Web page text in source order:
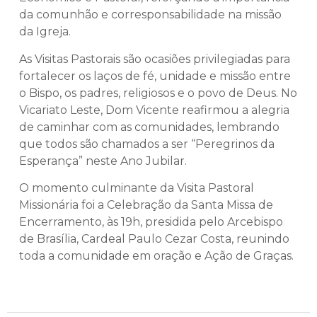
da comunhão e corresponsabilidade na missão
da Igreja.
As Visitas Pastorais são ocasiões privilegiadas para
fortalecer os laços de fé, unidade e missão entre
o Bispo, os padres, religiosos e o povo de Deus. No
Vicariato Leste, Dom Vicente reafirmou a alegria
de caminhar com as comunidades, lembrando
que todos são chamados a ser “Peregrinos da
Esperança” neste Ano Jubilar.
O momento culminante da Visita Pastoral
Missionária foi a Celebração da Santa Missa de
Encerramento, às 19h, presidida pelo Arcebispo
de Brasília, Cardeal Paulo Cezar Costa, reunindo
toda a comunidade em oração e Ação de Graças.